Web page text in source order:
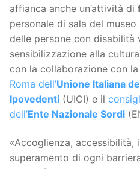
affianca anche un’attività di
personale di sala del
delle persone con disabilità
sensibilizzazione alla
con la collaborazione con la
Roma dell’Unione Italiana
Ipovedenti (UICI) e il
dell’Ente Nazionale Sordi
«Accoglienza, accessibilità,
superamento di ogni